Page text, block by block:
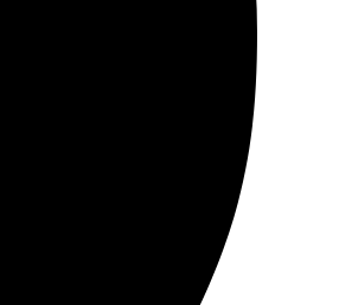
приняли без